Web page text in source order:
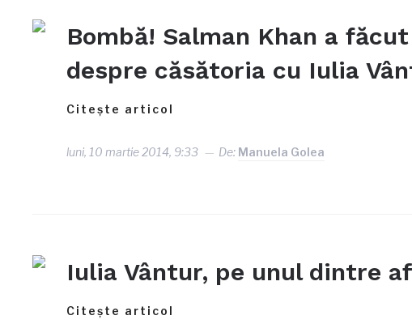
Bombă! Salman Khan a
despre căsătoria cu Iulia
Citește articol
luni, 10 martie 2014, 9:33 De: Manuela Golea
Iulia Vântur, pe unul dintre
Citește articol